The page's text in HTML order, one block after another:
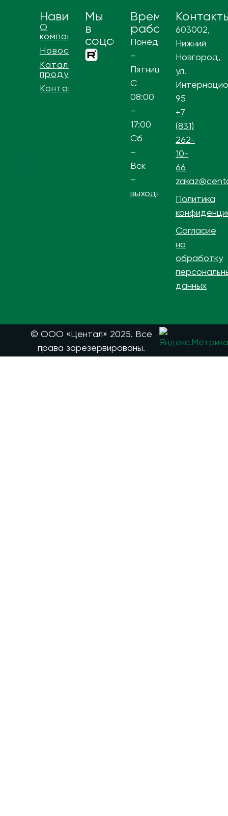
Навигация
О
компании
Новости
Каталог
продукции
Контакты
Мы
в
соцсетях
Время
работы
Понедельник
–
Пятница
С
08:00
–
17:00
Сб
–
Вск
–
выходной
603002,
Нижний
Новгород,
ул.
95
+7
(831)
262-
10-
66
Политика
Согласие
на
обработку
данных
© ООО «Центал» 2025. Все
права зарезервированы.